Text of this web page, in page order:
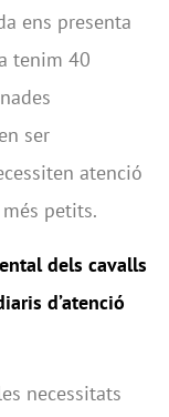
ens presenta
tenim 40
ser
atenció
petits.
dels cavalls
d’atenció
necessitats